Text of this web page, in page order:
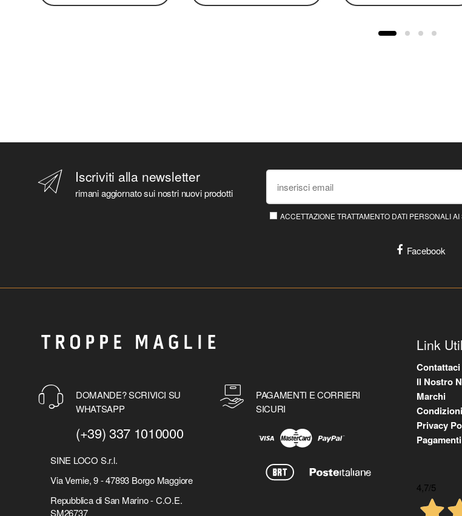
Iscriviti alla newsletter
rimani aggiornato sui nostri nuovi prodotti
ACCETTAZIONE TRATTAMENTO DATI PERSONALI
Facebook
DOMANDE? SCRIVICI SU
WHATSAPP
(+39) 337 1010000
SINE LOCO S.r.l.
Via Vernie, 9 - 47893 Borgo Maggiore
Repubblica di San Marino - C.O.E.
SM26737
PAGAMENTI E CORRIERI
SICURI
Link
Contattaci
Il Nostro
Marchi
Privacy
4,7/5